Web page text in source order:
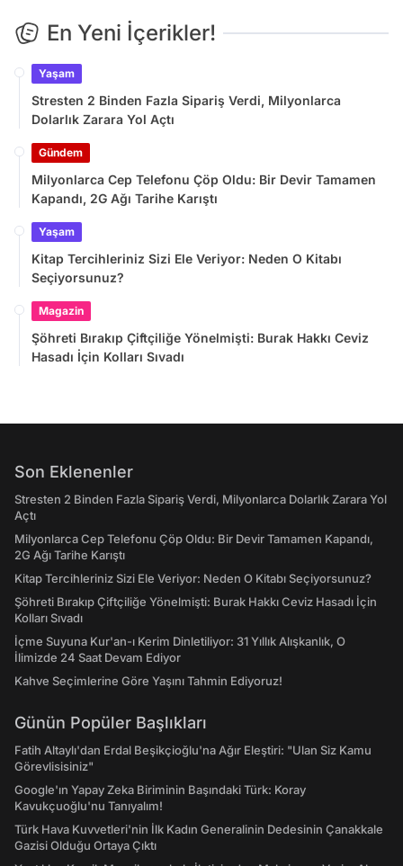
En Yeni İçerikler!
Yaşam
Stresten 2 Binden Fazla Sipariş Verdi, Milyonlarca
Dolarlık Zarara Yol Açtı
Gündem
Milyonlarca Cep Telefonu Çöp Oldu: Bir Devir Tamamen
Kapandı, 2G Ağı Tarihe Karıştı
Yaşam
Kitap Tercihleriniz Sizi Ele Veriyor: Neden O Kitabı
Seçiyorsunuz?
Magazin
Şöhreti Bırakıp Çiftçiliğe Yönelmişti: Burak Hakkı Ceviz
Hasadı İçin Kolları Sıvadı
Son Eklenenler
Stresten 2 Binden Fazla Sipariş Verdi, Milyonlarca Dolarlık Zarara Yol
Açtı
Milyonlarca Cep Telefonu Çöp Oldu: Bir Devir Tamamen Kapandı,
2G Ağı Tarihe Karıştı
Kitap Tercihleriniz Sizi Ele Veriyor: Neden O Kitabı Seçiyorsunuz?
Şöhreti Bırakıp Çiftçiliğe Yönelmişti: Burak Hakkı Ceviz Hasadı İçin
Kolları Sıvadı
İçme Suyuna Kur'an-ı Kerim Dinletiliyor: 31 Yıllık Alışkanlık, O
İlimizde 24 Saat Devam Ediyor
Kahve Seçimlerine Göre Yaşını Tahmin Ediyoruz!
Günün Popüler Başlıkları
Fatih Altaylı'dan Erdal Beşikçioğlu'na Ağır Eleştiri: "Ulan Siz Kamu
Görevlisisiniz"
Google'ın Yapay Zeka Biriminin Başındaki Türk: Koray
Kavukçuoğlu'nu Tanıyalım!
Türk Hava Kuvvetleri'nin İlk Kadın Generalinin Dedesinin Çanakkale
Gazisi Olduğu Ortaya Çıktı